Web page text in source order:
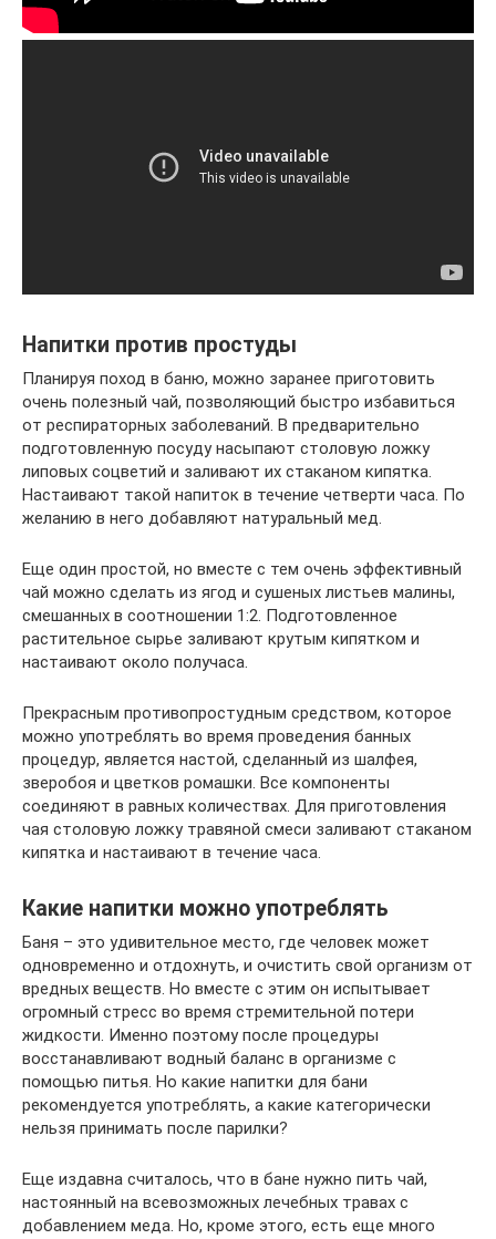
Напитки против простуды
Планируя поход в баню, можно заранее приготовить
очень полезный чай, позволяющий быстро избавиться
от респираторных заболеваний. В предварительно
подготовленную посуду насыпают столовую ложку
липовых соцветий и заливают их стаканом кипятка.
Настаивают такой напиток в течение четверти часа. По
желанию в него добавляют натуральный мед.
Еще один простой, но вместе с тем очень эффективный
чай можно сделать из ягод и сушеных листьев малины,
смешанных в соотношении 1:2. Подготовленное
растительное сырье заливают крутым кипятком и
настаивают около получаса.
Прекрасным противопростудным средством, которое
можно употреблять во время проведения банных
процедур, является настой, сделанный из шалфея,
зверобоя и цветков ромашки. Все компоненты
соединяют в равных количествах. Для приготовления
чая столовую ложку травяной смеси заливают стаканом
кипятка и настаивают в течение часа.
Какие напитки можно употреблять
Баня – это удивительное место, где человек может
одновременно и отдохнуть, и очистить свой организм от
вредных веществ. Но вместе с этим он испытывает
огромный стресс во время стремительной потери
жидкости. Именно поэтому после процедуры
восстанавливают водный баланс в организме с
помощью питья. Но какие напитки для бани
рекомендуется употреблять, а какие категорически
нельзя принимать после парилки?
Еще издавна считалось, что в бане нужно пить чай,
настоянный на всевозможных лечебных травах с
добавлением меда. Но, кроме этого, есть еще много